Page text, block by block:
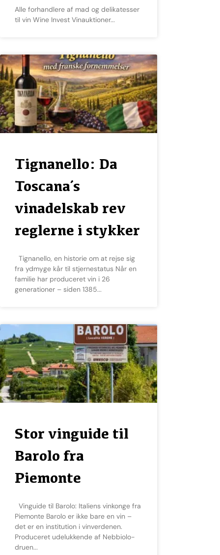
Alle forhandlere af mad og delikatesser
til vin Wine Invest Vinauktioner
Tignanello: Da
Toscana´s
vinadelskab rev
reglerne i stykker
Tignanello, en historie om at rejse sig
fra ydmyge kår til stjernestatus Når en
familie har produceret vin i 26
generationer – siden 1385
Stor vinguide til
Barolo fra
Piemonte
Vinguide til Barolo: Italiens vinkonge fra
Piemonte Barolo er ikke bare en vin –
det er en institution i vinverdenen.
Produceret udelukkende af Nebbiolo-
druen